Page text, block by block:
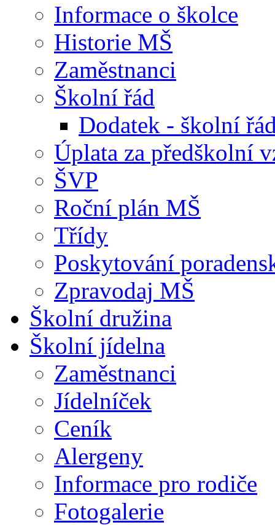
Informace o školce
Historie MŠ
Zaměstnanci
Školní řád
Dodatek - školní
Úplata za předškolní
ŠVP
Roční plán MŠ
Třídy
Poskytování
Zpravodaj MŠ
Školní družina
Školní jídelna
Zaměstnanci
Jídelníček
Ceník
Alergeny
Informace pro rodiče
Fotogalerie